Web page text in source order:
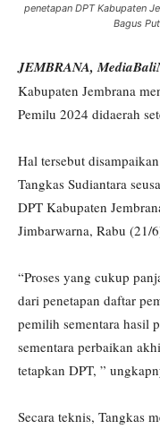
penetapan DPT Kabupaten
Bagus
JEMBRANA,
Kabupaten Jembrana
Pemilu 2024 didaerah
Hal tersebut
Tangkas Sudiantara
DPT Kabupaten
Jimbarwarna, Rabu (21/
“Proses yang cukup
dari penetapan daftar
pemilih sementara hasil
sementara perbaikan
tetapkan DPT, ”
Secara teknis, Tangkas